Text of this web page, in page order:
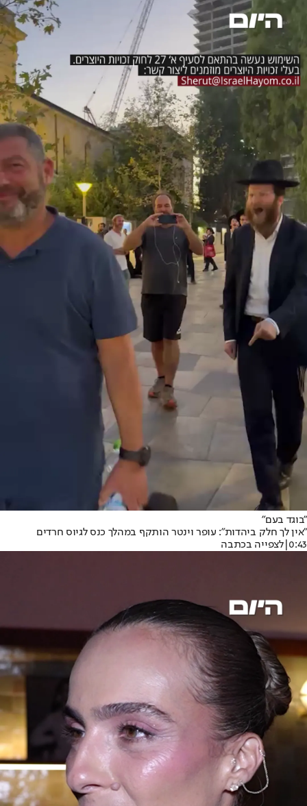
"בוגד בעם"
"אין לך חלק ביהדות": עופר וינטר הותקף במהלך כנס לגיוס חרדים
0:43
|לצפייה בכתבה